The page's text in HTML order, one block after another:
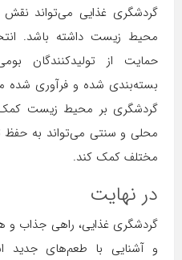
گردشگری غذایی می‌تواند
محیط زیست داشته باشد.
حمایت از تولیدکنندگان
بسته‌بندی شده و فرآوری شده
گردشگری بر محیط زیست کمک
محلی و سنتی می‌تواند به حفظ
مختلف کمک کند.
در نهایت
گردشگری غذایی، راهی جذاب و
و آشنایی با طعم‌های جدید